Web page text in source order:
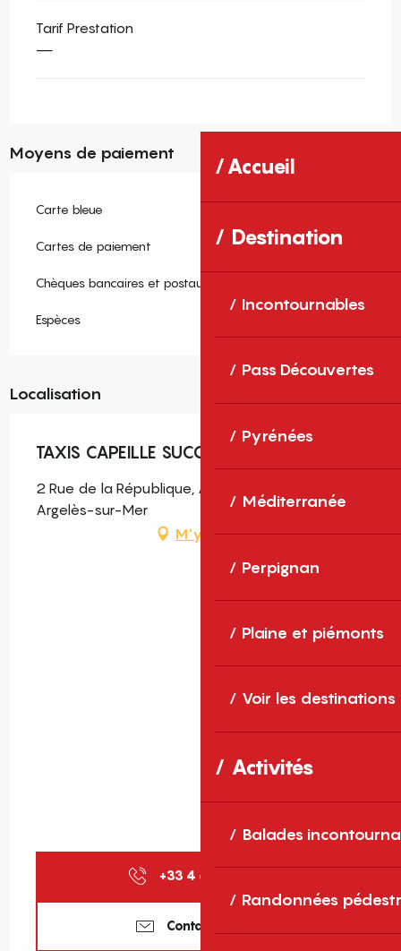
Accueil
Destination
Incontournables
Pass Découvertes
Pyrénées
Méditerranée
Perpignan
Plaine et piémonts
Voir les destinations
Activités
Balades
Randonnées
Tarif Prestation
—
Moyens de paiement
Carte bleue
Cartes de paiement
Chèques bancaires et postaux
Espèces
Localisation
TAXIS CAPEILLE SUCCESSEURS
2 Rue de la République, Argelès-Village, 66700
Argelès-sur-Mer
M'y rendre
+33 4 68 81 30
Contactez-nous